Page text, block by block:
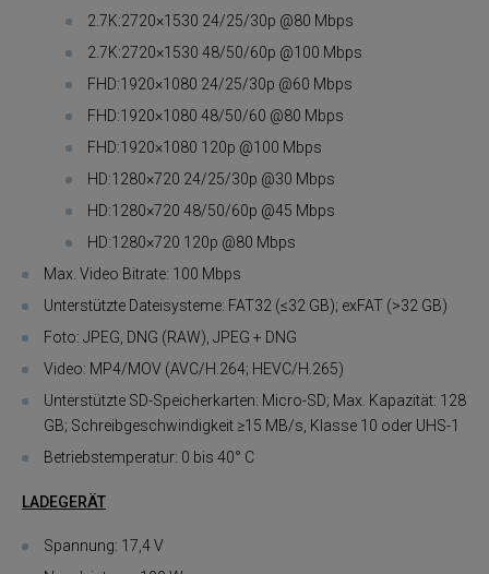
2.7K:2720×1530 24/25/30p @80 Mbps
2.7K:2720×1530 48/50/60p @100 Mbps
FHD:1920×1080 24/25/30p @60 Mbps
FHD:1920×1080 48/50/60 @80 Mbps
FHD:1920×1080 120p @100 Mbps
HD:1280×720 24/25/30p @30 Mbps
HD:1280×720 48/50/60p @45 Mbps
HD:1280×720 120p @80 Mbps
Max. Video Bitrate: 100 Mbps
Unterstützte Dateisysteme: FAT32 (≤32 GB); exFAT (>32 GB)
Foto: JPEG, DNG (RAW), JPEG + DNG
Video: MP4/MOV (AVC/H.264; HEVC/H.265)
Unterstützte SD-Speicherkarten: Micro-SD; Max. Kapazität: 128
GB; Schreibgeschwindigkeit ≥15 MB/s, Klasse 10 oder UHS-1
Betriebstemperatur: 0 bis 40° C
LADEGERÄT
Spannung: 17,4 V